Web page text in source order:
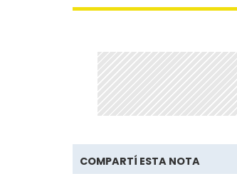
COMPARTÍ ESTA NOTA